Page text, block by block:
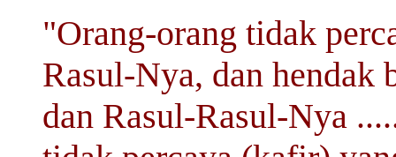
"Orang-orang tidak
Rasul-Nya, dan hendak
dan Rasul-Rasul-Nya